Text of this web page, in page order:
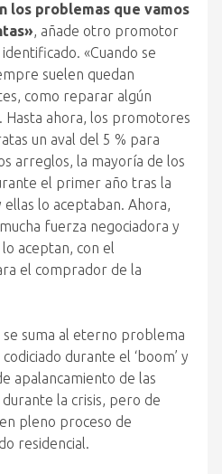
los problemas que vamos
, añade otro promotor
«Cuando se
suelen quedan
como reparar algún
ahora, los promotores
un aval del 5 % para
arreglos, la mayoría de los
el primer año tras la
lo aceptaban. Ahora,
fuerza negociadora y
aceptan, con el
el comprador de la
suma al eterno problema
durante el ‘boom’ y
apalancamiento de las
la crisis, pero de
pleno proceso de
residencial.